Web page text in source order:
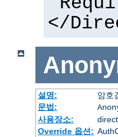
</
설명:
암호
문법:
사용장소:
Override 옵션: